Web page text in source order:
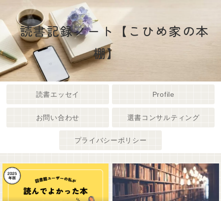
読書記録ノート【こひめ家の本
棚】
読書エッセイ Profile
お問い合わせ 選書コンサルティング
プライバシーポリシー